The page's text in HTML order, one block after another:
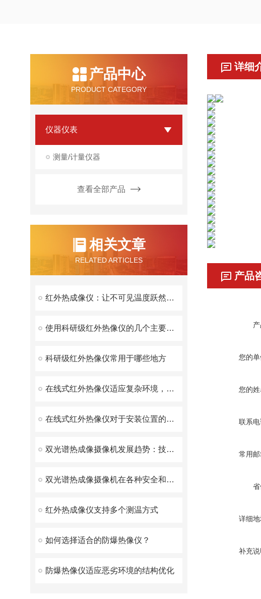
产品中心
PRODUCT CATEGORY
仪器仪表
测量/计量仪器
查看全部产品
相关文章
RELATED ARTICLES
红外热成像仪：让不可见温度跃然眼前的科技之眼
使用科研级红外热像仪的几个主要优势分析
科研级红外热像仪常用于哪些地方
在线式红外热像仪适应复杂环境，保障长期运行
在线式红外热像仪对于安装位置的选择
双光谱热成像摄像机发展趋势：技术迭代与场景拓展
双光谱热成像摄像机在各种安全和监控场合中发挥着重要作用
红外热成像仪支持多个测温方式
如何选择适合的防爆热像仪？
防爆热像仪适应恶劣环境的结构优化
详细
产品
产
您的单
您的姓
联系电
常用邮
省
详细地
补充说